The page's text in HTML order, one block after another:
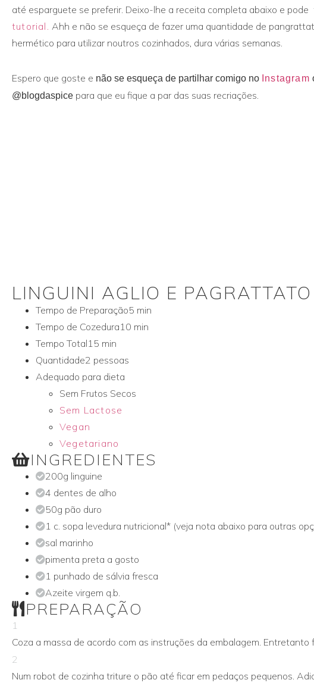
até esparguete se preferir. Deixo-lhe a receita completa abaixo e
tutorial. Ahh e não se esqueça de fazer uma quantidade de
hermético para utilizar noutros cozinhados, dura várias semanas.
Espero que goste e não se esqueça de partilhar comigo no Instagram
@blogdaspice para que eu fique a par das suas recriações.
LINGUINI AGLIO E PAGRATTATO
Tempo de Preparação5 min
Tempo de Cozedura10 min
Tempo Total15 min
Quantidade2 pessoas
Adequado para dieta
Sem Frutos Secos
Sem Lactose
Vegan
Vegetariano
INGREDIENTES
200g linguine
4 dentes de alho
50g pão duro
1 c. sopa levedura nutricional* (veja nota abaixo para outras
sal marinho
pimenta preta a gosto
1 punhado de sálvia fresca
Azeite virgem q.b.
PREPARAÇÃO
1
Coza a massa de acordo com as instruções da embalagem. Entretanto
2
Num robot de cozinha triture o pão até ficar em pedaços pequenos.